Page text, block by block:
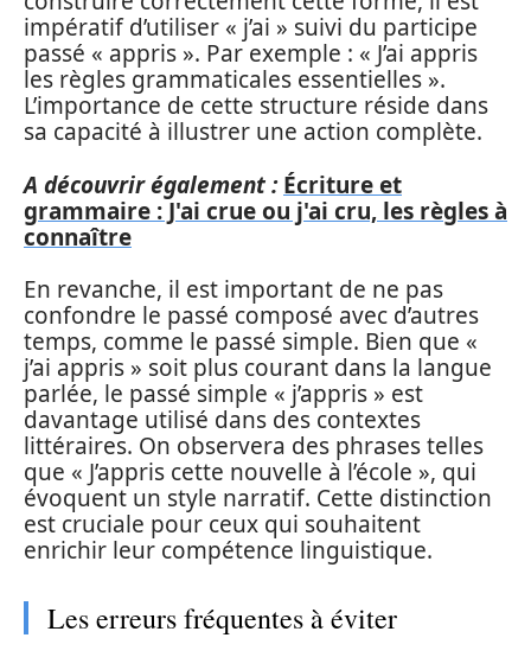
impératif d’utiliser « j’ai » suivi du participe
passé « appris ». Par exemple : « J’ai appris
les règles grammaticales essentielles ».
L’importance de cette structure réside dans
sa capacité à illustrer une action complète.
A découvrir également : Écriture et
grammaire : J'ai crue ou j'ai cru, les règles à
connaître
En revanche, il est important de ne pas
confondre le passé composé avec d’autres
temps, comme le passé simple. Bien que «
j’ai appris » soit plus courant dans la langue
parlée, le passé simple « j’appris » est
davantage utilisé dans des contextes
littéraires. On observera des phrases telles
que « J’appris cette nouvelle à l’école », qui
évoquent un style narratif. Cette distinction
est cruciale pour ceux qui souhaitent
enrichir leur compétence linguistique.
Les erreurs fréquentes à éviter